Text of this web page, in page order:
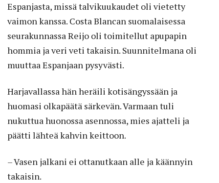
Espanjasta, missä talvikuukaudet oli vietetty
vaimon kanssa. Costa Blancan suomalaisessa
seurakunnassa Reijo oli toimitellut apupapin
hommia ja veri veti takaisin. Suunnitelmana oli
muuttaa Espanjaan pysyvästi.
Harjavallassa hän heräili kotisängyssään ja
huomasi olkapäätä särkevän. Varmaan tuli
nukuttua huonossa asennossa, mies ajatteli ja
päätti lähteä kahvin keittoon.
– Vasen jalkani ei ottanutkaan alle ja käännyin
takaisin.